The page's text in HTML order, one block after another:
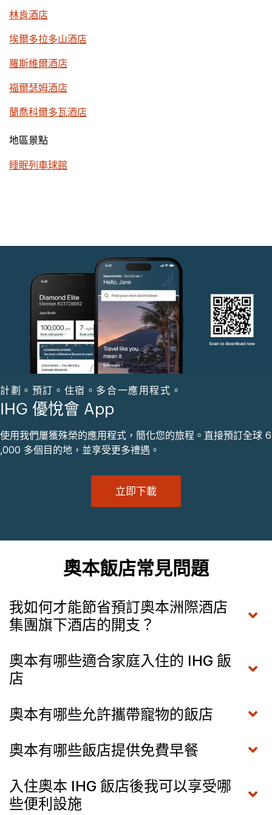
林肯酒店
埃爾多拉多山酒店
羅斯維爾酒店
福爾瑟姆酒店
蘭喬科爾多瓦酒店
地區景點
睡眠列車球館
計劃。預訂。住宿。多合一應用程式。
IHG 優悅會 App
使用我們屢獲殊榮的應用程式，簡化您的旅程。直接預訂全球 6
,000 多個目的地，並享受更多禮遇。
立即下載
奧本飯店常見問題
我如何才能節省預訂奧本洲際酒店
集團旗下酒店的開支？
奧本有哪些適合家庭入住的 IHG 飯
店
奧本有哪些允許攜帶寵物的飯店
奧本有哪些飯店提供免費早餐
入住奧本 IHG 飯店後我可以享受哪
些便利設施